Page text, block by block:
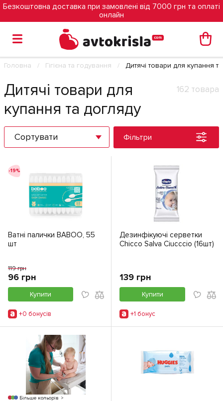
Безкоштовна доставка при замовлені від 7000 грн та оплаті
онлайн
Головна Гігієна та годування Дитячі товари для купання
Дитячі товари для
купання та догляду
162 товара
Сортувати Фільтри
-19%
Ватні палички BABOO, 55
шт
119 грн
96 грн
Купити
+0 бонусiв
Дезинфікуючі серветки
Chicco Salva Ciucccio (16шт)
139 грн
Купити
+1 бонус
Більше кольорів